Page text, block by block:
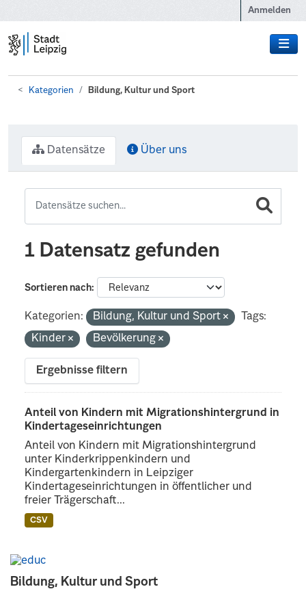
Anmelden
Kategorien Bildung, Kultur und Sport
Bildung, Kultur und Sport
Datensätze Über uns
1 Datensatz gefunden
Sortieren nach
Kategorien: Bildung, Kultur und Sport
Tags:
Kinder
Bevölkerung
Ergebnisse filtern
Anteil von Kindern mit Migrationshintergrund in
Kindertageseinrichtungen
Anteil von Kindern mit Migrationshintergrund
unter Kinderkrippenkindern und
Kindergartenkindern in Leipziger
Kindertageseinrichtungen in öffentlicher und
freier Trägerschaft...
CSV